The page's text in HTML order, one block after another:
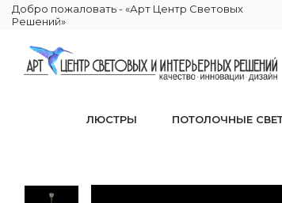
Добро пожаловать - «Арт Центр Световых
Решений»
ЛЮСТРЫ ПОТОЛОЧНЫЕ